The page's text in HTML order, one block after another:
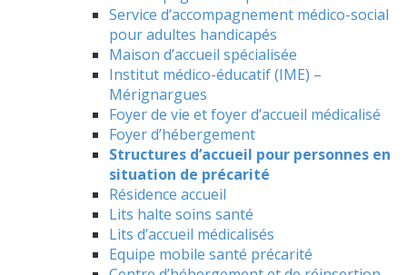
Service d’accompagnement médico-social
pour adultes handicapés
Maison d’accueil spécialisée
Institut médico-éducatif (IME) –
Mérignargues
Foyer de vie et foyer d’accueil médicalisé
Foyer d’hébergement
Structures d’accueil pour personnes en
situation de précarité
Résidence accueil
Lits halte soins santé
Lits d’accueil médicalisés
Equipe mobile santé précarité